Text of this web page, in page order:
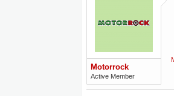
Motorrock
Active Member